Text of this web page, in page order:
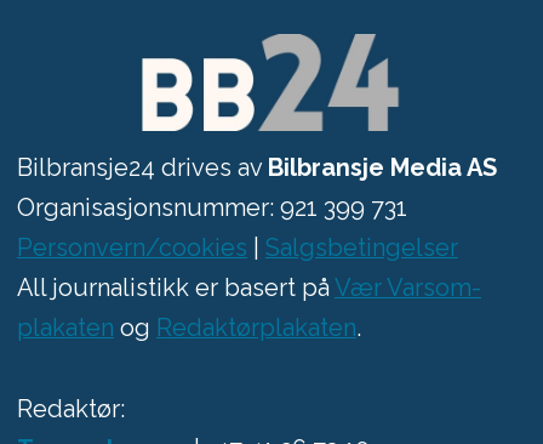
Bilbransje24 drives av Bilbransje Media AS
Organisasjonsnummer: 921 399 731
Personvern/cookies
Salgsbetingelser
All journalistikk er basert på Vær Varsom-
plakaten og Redaktørplakaten.
Redaktør: